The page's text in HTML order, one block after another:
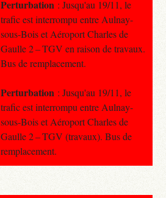
Perturbation : Jusqu'au 19/11, le
trafic est interrompu entre Aulnay-
sous-Bois et Aéroport Charles de
Gaulle 2 – TGV en raison de travaux.
Bus de remplacement.
Perturbation : Jusqu'au 19/11, le
trafic est interrompu entre Aulnay-
sous-Bois et Aéroport Charles de
Gaulle 2 – TGV (travaux). Bus de
remplacement.